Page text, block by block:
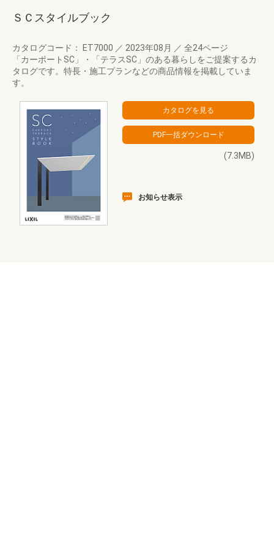
ＳＣスタイルブック
カタログコード： ET7000 ／ 2023年08月 ／ 全24ページ
「カーポートSC」・「テラスSC」のある暮らしをご提案するカ
タログです。特長・施工プランなどの商品情報を掲載していま
す。
(7.3MB)
お知らせ表示